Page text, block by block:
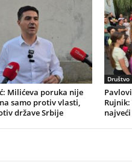
Milićeva poruka nije
samo protiv vlasti,
države Srbije
Društvo